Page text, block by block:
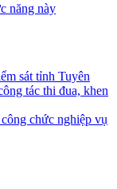
năng này
sát tỉnh Tuyên
tác thi đua, khen
chức nghiệp vụ